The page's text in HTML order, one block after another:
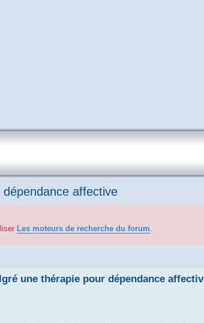
affective
Les moteurs de recherche du forum.
une thérapie pour dépendance